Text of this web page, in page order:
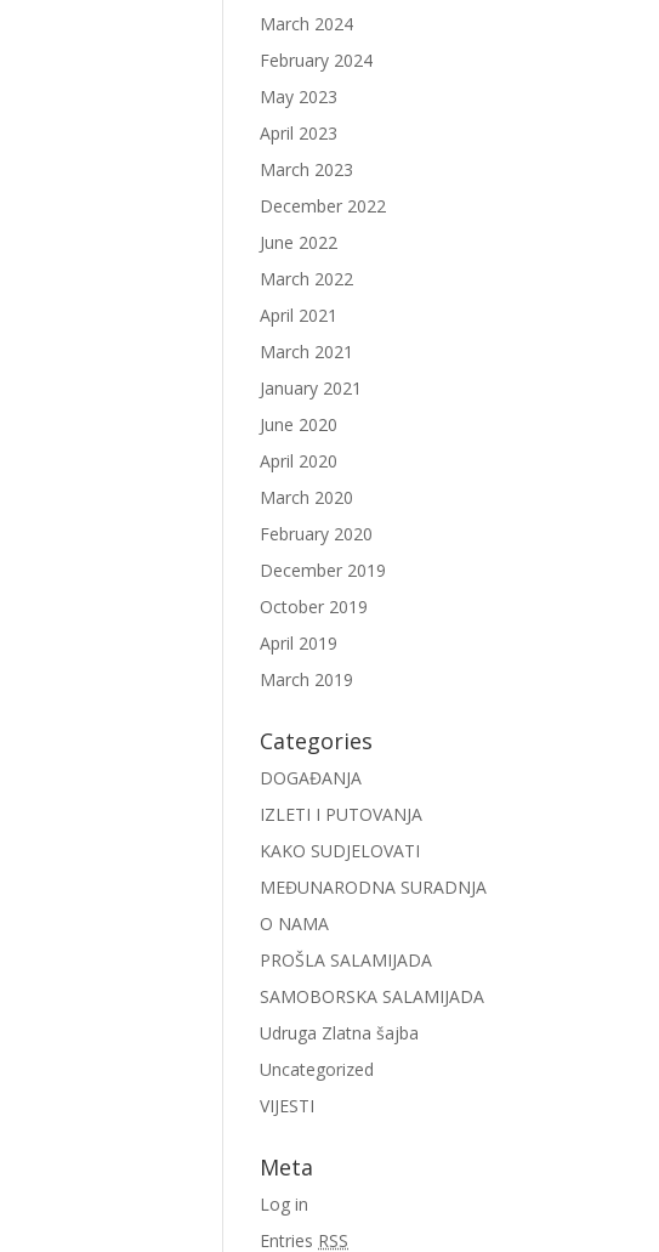
March 2024
February 2024
May 2023
April 2023
March 2023
December 2022
June 2022
March 2022
April 2021
March 2021
January 2021
June 2020
April 2020
March 2020
February 2020
December 2019
October 2019
April 2019
March 2019
Categories
DOGAĐANJA
IZLETI I PUTOVANJA
KAKO SUDJELOVATI
MEĐUNARODNA SURADNJA
O NAMA
PROŠLA SALAMIJADA
SAMOBORSKA SALAMIJADA
Udruga Zlatna šajba
Uncategorized
VIJESTI
Meta
Log in
Entries RSS